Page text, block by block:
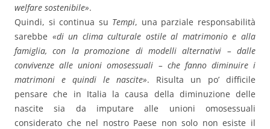
welfare sostenibile».
Quindi, si continua su Tempi, una parziale responsabilità
sarebbe «di un clima culturale ostile al matrimonio e alla
famiglia, con la promozione di modelli alternativi – dalle
convivenze alle unioni omosessuali – che fanno diminuire i
matrimoni e quindi le nascite». Risulta un po’ difficile
pensare che in Italia la causa della diminuzione delle
nascite sia da imputare alle unioni omosessuali
considerato che nel nostro Paese non solo non esiste il